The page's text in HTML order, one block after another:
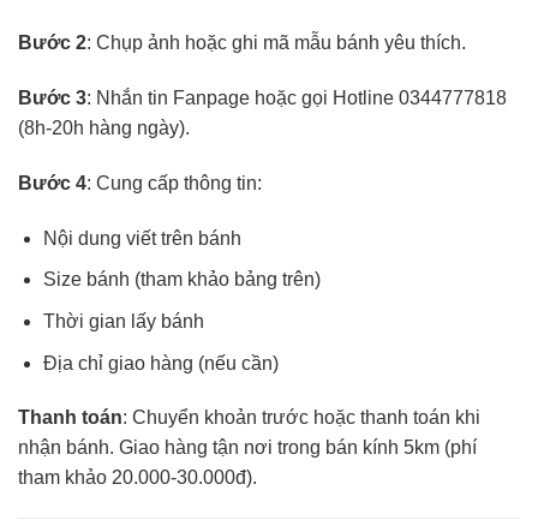
Bước 2: Chụp ảnh hoặc ghi mã mẫu bánh yêu thích.
Bước 3: Nhắn tin Fanpage hoặc gọi Hotline 0344777818
(8h-20h hàng ngày).
Bước 4: Cung cấp thông tin:
Nội dung viết trên bánh
Size bánh (tham khảo bảng trên)
Thời gian lấy bánh
Địa chỉ giao hàng (nếu cần)
Thanh toán: Chuyển khoản trước hoặc thanh toán khi
nhận bánh. Giao hàng tận nơi trong bán kính 5km (phí
tham khảo 20.000-30.000đ).